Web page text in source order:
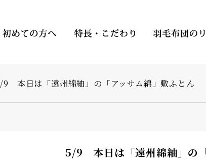
9 本日は「遠州綿紬」の「アッサム綿」敷ふとん
5/9 本日は「遠州綿紬」の